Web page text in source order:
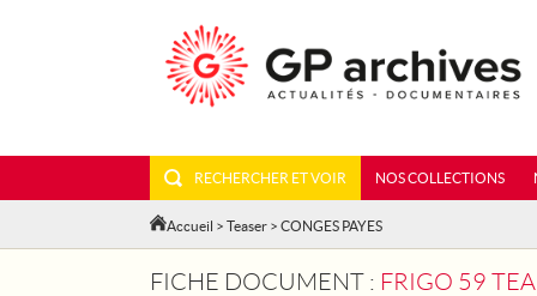
RECHERCHER ET VOIR NOS COLLECTIONS
Accueil > Teaser > CONGES PAYES
FICHE DOCUMENT : FRIGO 59